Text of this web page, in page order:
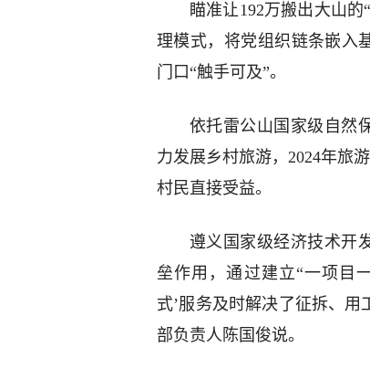
瞄准让192万搬出大山
理模式，将党组织链条嵌入
门口“触手可及”。
依托雷公山国家级自然
力发展乡村旅游，2024年旅
村民直接受益。
遵义国家级经济技术开
垒作用，通过建立“一项目
式’服务及时解决了征拆、用
部负责人陈国俊说。